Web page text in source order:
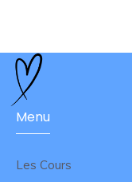
Menu
Les Cours